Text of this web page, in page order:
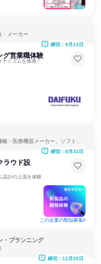
・メーカー
グ営業職体験
ミズムを体感！
締切：9月13日
・医療機器メーカー、ソフトウ
ラウド設
設計の上流を体験
締切：8月31日
この企業の類似募集
・プランニング
締切：12月25日